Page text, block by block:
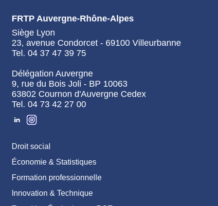
FRTP Auvergne-Rhône-Alpes
Siège Lyon
23, avenue Condorcet - 69100 Villeurbanne
Tel. 04 37 47 39 75
Délégation Auvergne
9, rue du Bois Joli - BP 10063
63802 Cournon d'Auvergne Cedex
Tel. 04 73 42 27 00
Droit social
Économie & Statistiques
Formation professionnelle
Innovation & Technique